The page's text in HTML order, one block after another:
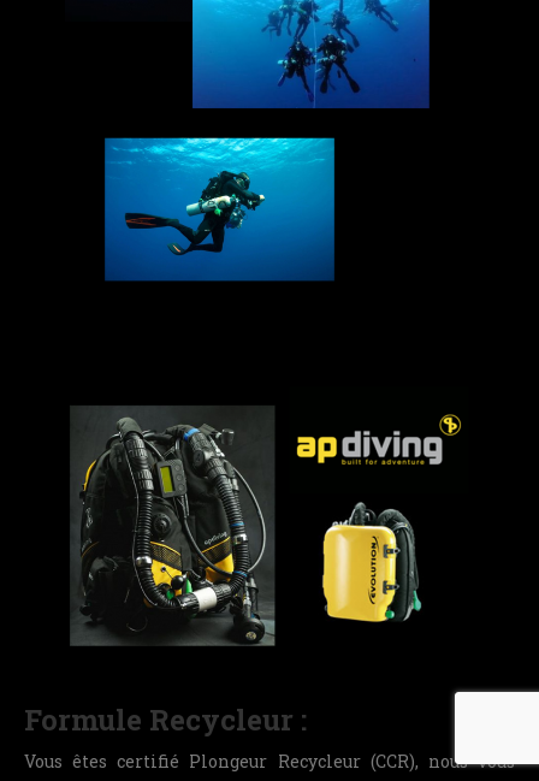
Formule Recycleur :
Vous êtes certifié Plongeur Recycleur (CCR), nous vous